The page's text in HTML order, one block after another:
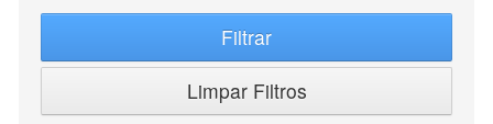
Filtrar
Limpar Filtros